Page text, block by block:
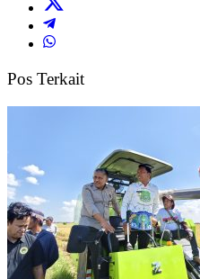
Pos Terkait